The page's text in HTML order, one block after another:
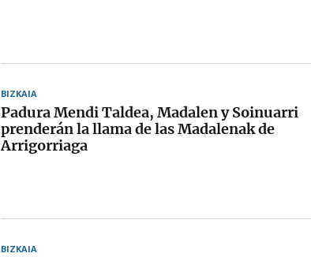
BIZKAIA
Padura Mendi Taldea, Madalen y Soinuarri
prenderán la llama de las Madalenak de
Arrigorriaga
BIZKAIA